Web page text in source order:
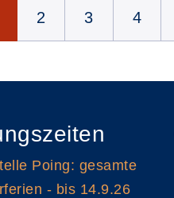
2 3 4
Poing: gesamte
- bis 14.9.26